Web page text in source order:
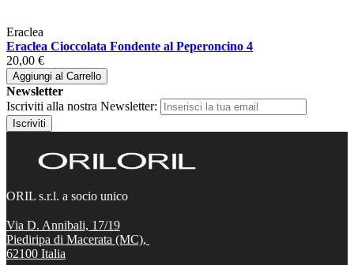
Eraclea
Eraclea Cioccolata Fondente al Peperoncino 4
20,00 €
Aggiungi al Carrello
Newsletter
Iscriviti alla nostra Newsletter:
Iscriviti
ORIL s.r.l. a socio unico
Via D. Annibali, 17/19
Piediripa di Macerata (MC),
62100 Italia